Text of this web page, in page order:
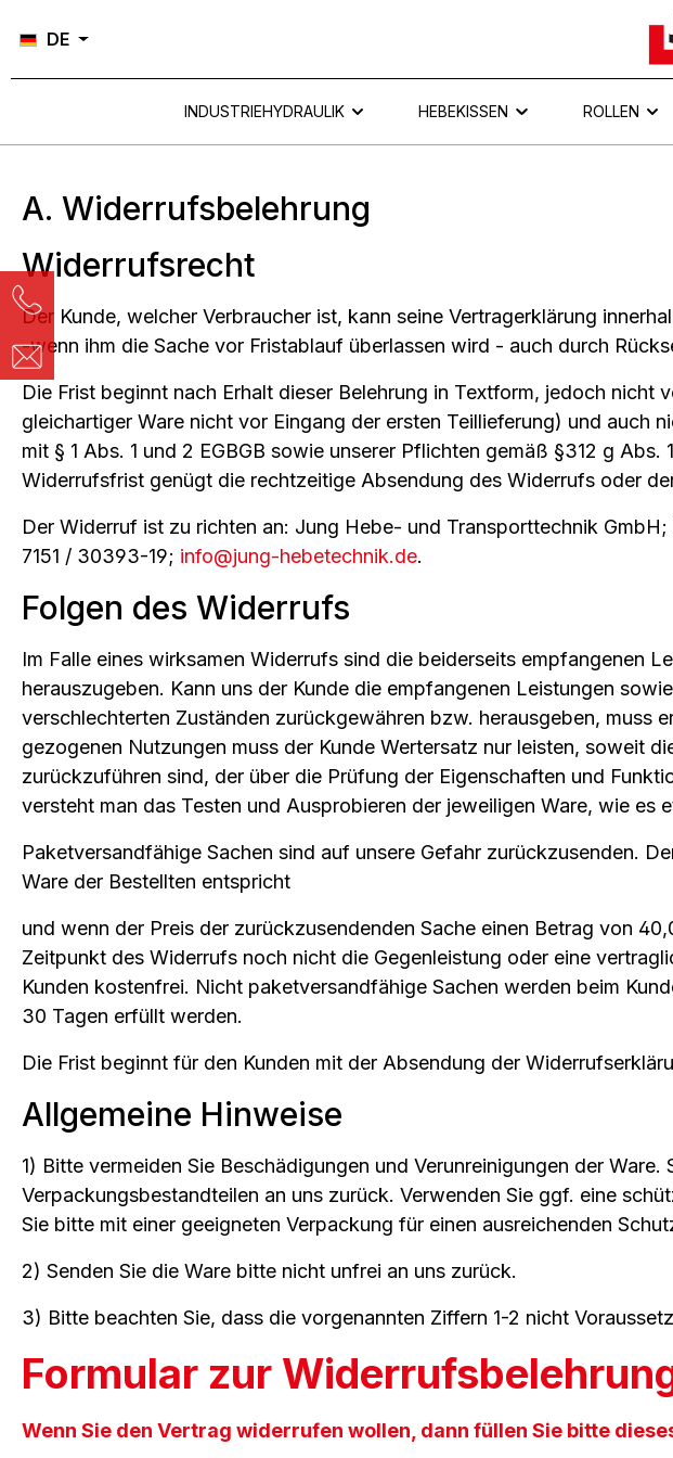
DE
INDUSTRIEHYDRAULIK HEBEKISSEN ROLLEN
A. Widerrufsbelehrung
Widerrufsrecht
Der Kunde, welcher Verbraucher ist, kann seine Vertragerklärung
-wenn ihm die Sache vor Fristablauf überlassen wird - auch durch
Die Frist beginnt nach Erhalt dieser Belehrung in Textform, jedoch
gleichartiger Ware nicht vor Eingang der ersten Teillieferung) und
mit § 1 Abs. 1 und 2 EGBGB sowie unserer Pflichten gemäß §312 g
Widerrufsfrist genügt die rechtzeitige Absendung des Widerrufs oder
Der Widerruf ist zu richten an: Jung Hebe- und Transporttechnik
7151 / 30393-19; info@jung-hebetechnik.de.
Folgen des Widerrufs
Im Falle eines wirksamen Widerrufs sind die beiderseits empfangenen
herauszugeben. Kann uns der Kunde die empfangenen Leistungen
verschlechterten Zuständen zurückgewähren bzw. herausgeben, muss
gezogenen Nutzungen muss der Kunde Wertersatz nur leisten, soweit
zurückzuführen sind, der über die Prüfung der Eigenschaften und
versteht man das Testen und Ausprobieren der jeweiligen Ware, wie es
Paketversandfähige Sachen sind auf unsere Gefahr zurückzusenden.
Ware der Bestellten entspricht
und wenn der Preis der zurückzusendenden Sache einen Betrag von
Zeitpunkt des Widerrufs noch nicht die Gegenleistung oder eine
Kunden kostenfrei. Nicht paketversandfähige Sachen werden beim
30 Tagen erfüllt werden.
Die Frist beginnt für den Kunden mit der Absendung der
Allgemeine Hinweise
1) Bitte vermeiden Sie Beschädigungen und Verunreinigungen der
Verpackungsbestandteilen an uns zurück. Verwenden Sie ggf. eine
Sie bitte mit einer geeigneten Verpackung für einen ausreichenden
2) Senden Sie die Ware bitte nicht unfrei an uns zurück.
3) Bitte beachten Sie, dass die vorgenannten Ziffern 1-2 nicht
Formular zur
Wenn Sie den Vertrag widerrufen wollen, dann füllen Sie bitte